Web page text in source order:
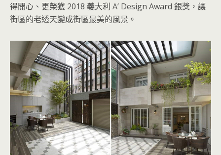
得開心、更榮獲 2018 義大利 A’ Design Award 銀獎，讓
街區的老透天變成街區最美的風景。